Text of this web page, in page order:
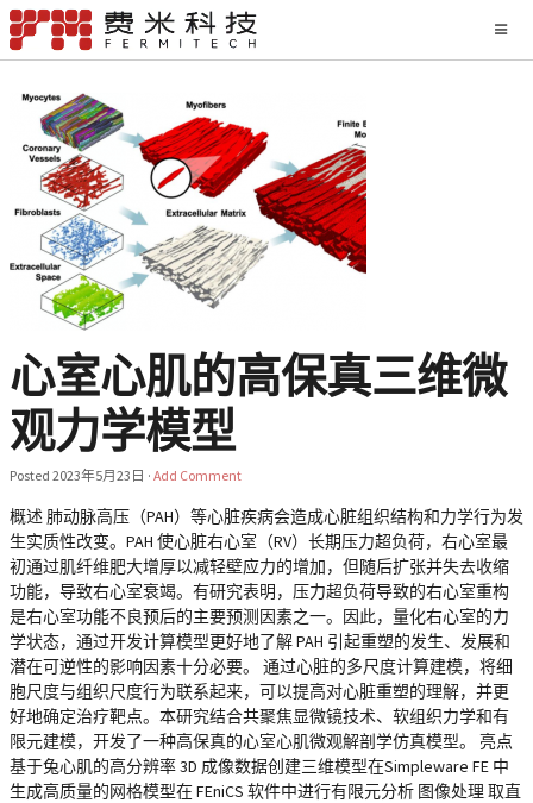
心室心肌的高保真三维微
观力学模型
Posted 2023年5月23日 · Add Comment
概述 肺动脉高压（PAH）等心脏疾病会造成心脏组织结构和力学行为发
生实质性改变。PAH 使心脏右心室（RV）长期压力超负荷，右心室最
初通过肌纤维肥大增厚以减轻壁应力的增加，但随后扩张并失去收缩
功能，导致右心室衰竭。有研究表明，压力超负荷导致的右心室重构
是右心室功能不良预后的主要预测因素之一。因此，量化右心室的力
学状态，通过开发计算模型更好地了解 PAH 引起重塑的发生、发展和
潜在可逆性的影响因素十分必要。 通过心脏的多尺度计算建模，将细
胞尺度与组织尺度行为联系起来，可以提高对心脏重塑的理解，并更
好地确定治疗靶点。本研究结合共聚焦显微镜技术、软组织力学和有
限元建模，开发了一种高保真的心室心肌微观解剖学仿真模型。 亮点
基于兔心肌的高分辨率 3D 成像数据创建三维模型在Simpleware FE 中
生成高质量的网格模型在 FEniCS 软件中进行有限元分析 图像处理 取直